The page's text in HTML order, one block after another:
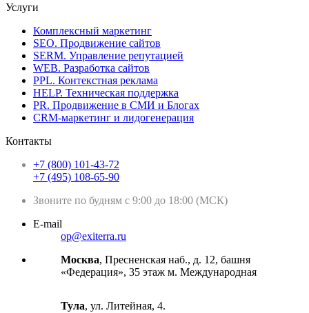
Услуги
Комплексный маркетинг
SEO. Продвижение сайтов
SERM. Управление репутацией
WEB. Разработка сайтов
PPL. Контекстная реклама
HELP. Техническая поддержка
PR. Продвижение в СМИ и Блогах
CRM-маркетинг и лидогенерация
Контакты
+7 (800) 101-43-72
+7 (495) 108-65-90
Звоните по будням с 9:00 до 18:00 (МСК)
E-mail
op@exiterra.ru
Москва, Пресненская наб., д. 12, башня
«Федерация», 35 этаж м. Международная
Тула, ул. Литейная, 4.